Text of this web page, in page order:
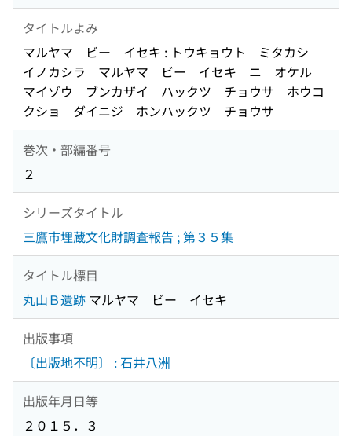
タイトルよみ
マルヤマ ビー イセキ : トウキョウト ミタカシ
イノカシラ マルヤマ ビー イセキ ニ オケル
マイゾウ ブンカザイ ハックツ チョウサ ホウコ
クショ ダイニジ ホンハックツ チョウサ
巻次・部編番号
２
シリーズタイトル
三鷹市埋蔵文化財調査報告 ; 第３５集
タイトル標目
丸山Ｂ遺跡 マルヤマ ビー イセキ
出版事項
〔出版地不明〕 : 石井八洲
出版年月日等
２０１５．３